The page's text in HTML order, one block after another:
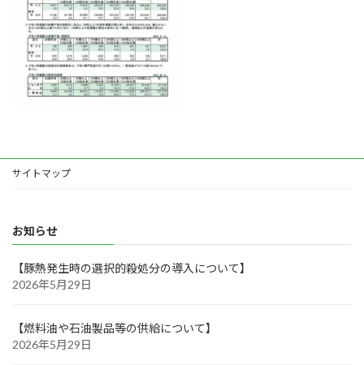
サイトマップ
お知らせ
【豚熱発生時の選択的殺処分の導入について】
2026年5月29日
【燃料油や石油製品等の供給について】
2026年5月29日